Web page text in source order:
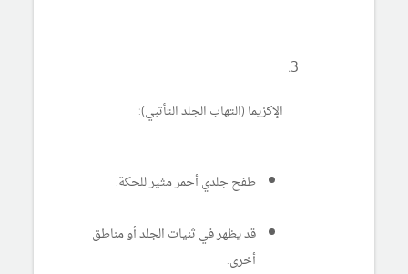
الإكزيما (التهاب الجلد التأتبي):
طفح جلدي أحمر مثير للحكة.
قد يظهر في ثنيات الجلد أو مناطق
أخرى.